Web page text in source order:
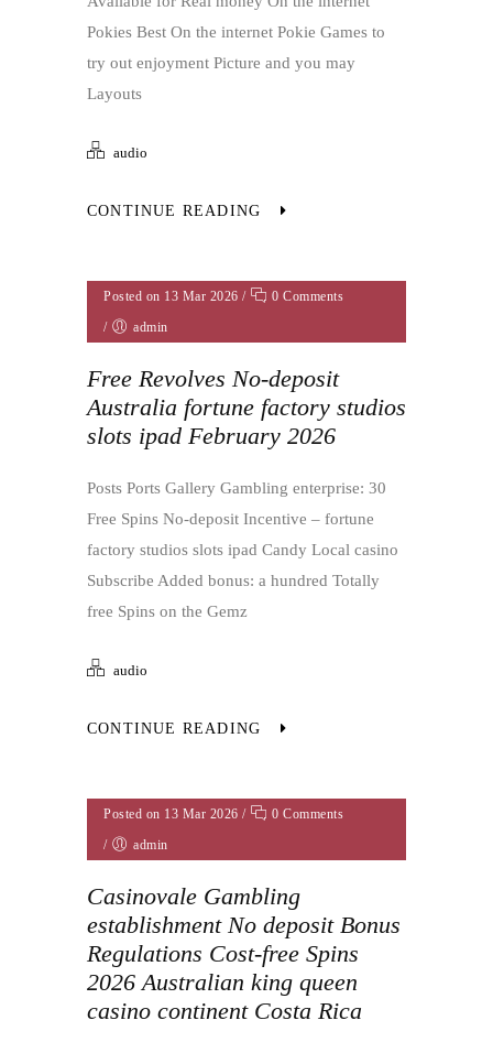
Pokies Best On the internet Pokie Games to
try out enjoyment Picture and you may
Layouts
audio
CONTINUE READING
Posted on 13 Mar 2026 /
0 Comments
/
admin
Free Revolves No-deposit
Australia fortune factory studios
slots ipad February 2026
Posts Ports Gallery Gambling enterprise: 30
Free Spins No-deposit Incentive – fortune
factory studios slots ipad Candy Local casino
Subscribe Added bonus: a hundred Totally
free Spins on the Gemz
audio
CONTINUE READING
Posted on 13 Mar 2026 /
0 Comments
/
admin
Casinovale Gambling
establishment No deposit Bonus
Regulations Cost-free Spins
2026 Australian king queen
casino continent Costa Rica